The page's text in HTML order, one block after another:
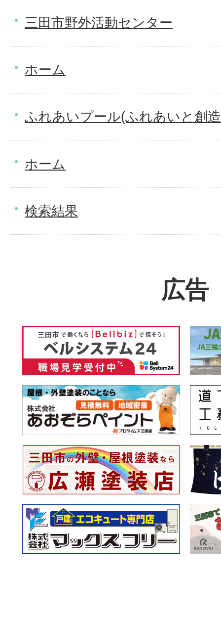
三田市野外活動センター
ホーム
ふれあいプール(ふれあいと創
ホーム
検索結果
広告